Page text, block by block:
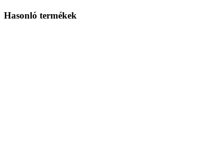
Hasonló termékek